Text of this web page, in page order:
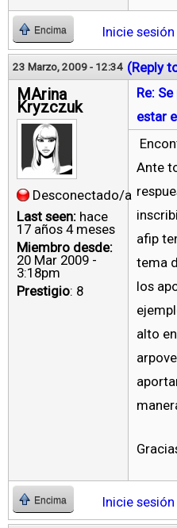
Encima Inicie sesión
23 Marzo, 2009 - 12:34 (Reply
MArina
Kryzczuk
Desconectado/a
Last seen: hace
17 años 4 meses
Miembro desde:
20 Mar 2009 -
3:18pm
Prestigio: 8
Re:
estar
Ante
afip
tema
los
alto
Encima Inicie sesión